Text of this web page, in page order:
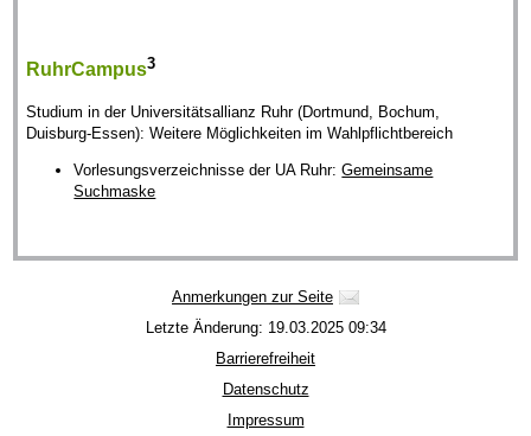
RuhrCampus3
Studium in der Universitätsallianz Ruhr (Dortmund, Bochum,
Duisburg-Essen): Weitere Möglichkeiten im Wahlpflichtbereich
Vorlesungsverzeichnisse der UA Ruhr:Gemeinsame
Suchmaske
Anmerkungen zur Seite
Letzte Änderung: 19.03.2025 09:34
Barrierefreiheit
Datenschutz
Impressum